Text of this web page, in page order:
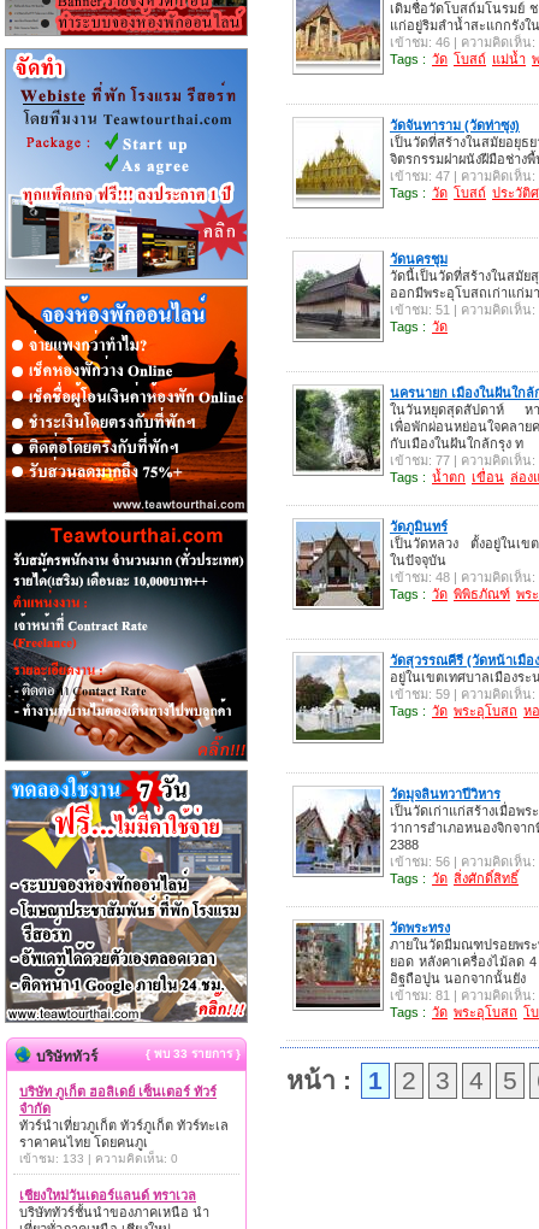
เดิมชื่อวัดโบสถ์มโนรมย์
แก่อยู่ริมลำน้ำสะแกกรังใ
เข้าชม: 46 | ความคิดเห็น:
Tags : วัด โบสถ์ แม่น้ำ
วัดจันทาราม (วัดท่าซุง)
เป็นวัดที่สร้างในสมัยอ
จิตรกรรมฝาผนังฝีมือช่าง
เข้าชม: 47 | ความคิดเห็น:
Tags : วัด โบสถ์ ประวัติ
วัดนครชุม
วัดนี้เป็นวัดที่สร้างในสมัย
ออกมีพระอุโบสถเก่าแก่ม
เข้าชม: 51 | ความคิดเห็น:
Tags : วัด
นครนายก เมืองในฝันใกล้
ในวันหยุดสุดสัปดาห์ หา
เพื่อพักผ่อนหย่อนใจคลา
กับเมืองในฝันใกล้กรุง ท
เข้าชม: 77 | ความคิดเห็น:
Tags : น้ำตก เขื่อน ล่อง
วัดภูมินทร์
เป็นวัดหลวง ตั้งอยู่ในเข
ในปัจจุบัน
เข้าชม: 48 | ความคิดเห็น:
Tags : วัด พิพิธภัณฑ์ พร
วัดสุวรรณคีรี (วัดหน้าเมือ
อยู่ในเขตเทศบาลเมืองร
เข้าชม: 59 | ความคิดเห็น:
Tags : วัด พระอุโบสถ ห
วัดมุจลินทวาปีวิหาร
เป็นวัดเก่าแก่สร้างเมื่อพร
ว่าการอำเภอหนองจิกจ
2388
เข้าชม: 56 | ความคิดเห็น:
Tags : วัด สิ่งศักดิ์สิทธิ์
วัดพระทรง
ภายในวัดมีมณฑปรอยพร
ยอด หลังคาเครื่องไม้ลด
อิฐถือปูน นอกจากนั้นยัง
เข้าชม: 81 | ความคิดเห็น:
Tags : วัด พระอุโบสถ โ
หน้า : 1 2 3 4 5
บริษัททัวร์ { พบ 33 รายการ }
บริษัท ภูเก็ต ฮอลิเดย์ เซ็นเตอร์ ทัวร์
จำกัด
ทัวร์นำเที่ยวภูเก็ต ทัวร์ภูเก็ต ทัวร์ทะเล
ราคาคนไทย โดยคนภูเ
เข้าชม: 133 | ความคิดเห็น: 0
เชียงใหม่วันเดอร์แลนด์ ทราเวล
บริษัททัวร์ชั้นนำของภาคเหนือ นำ